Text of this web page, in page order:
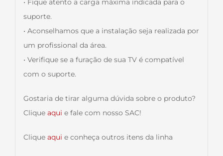
• Fique atento a carga máxima indicada para o
suporte.
• Aconselhamos que a instalação seja realizada por
um profissional da área.
• Verifique se a furação de sua TV é compatível
com o suporte.
Gostaria de tirar alguma dúvida sobre o produto?
Clique aqui e fale com nosso SAC!
Clique aqui e conheça outros itens da linha